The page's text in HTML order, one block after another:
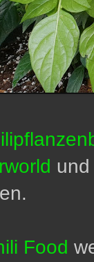
und
Food